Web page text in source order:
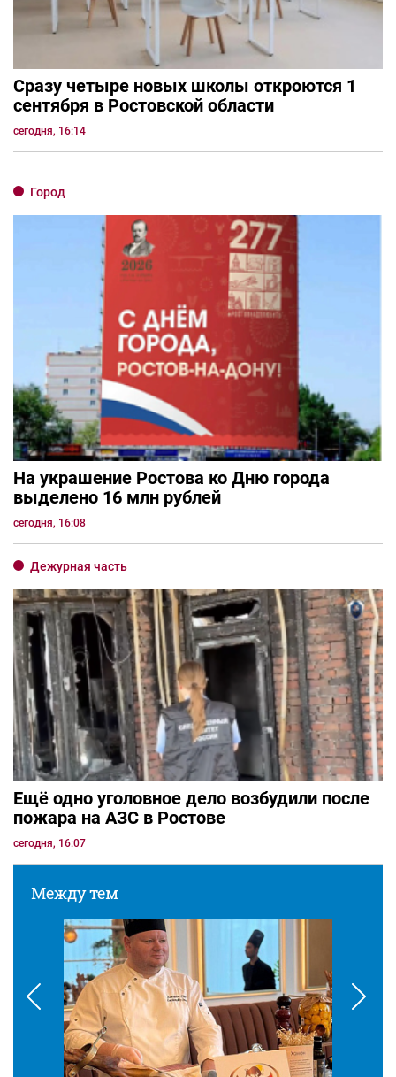
Сразу четыре новых школы откроются 1
сентября в Ростовской области
сегодня, 16:14
Город
На украшение Ростова ко Дню города
выделено 16 млн рублей
сегодня, 16:08
Дежурная часть
Ещё одно уголовное дело возбудили после
пожара на АЗС в Ростове
сегодня, 16:07
Между тем